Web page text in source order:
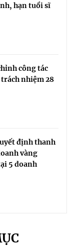
hạn tuổi sĩ
công tác
nhiệm 28
định thanh
vàng
5 doanh